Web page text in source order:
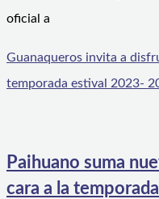
oficial a
Guanaqueros invita a
temporada estival 2023-
Paihuano suma
cara a la